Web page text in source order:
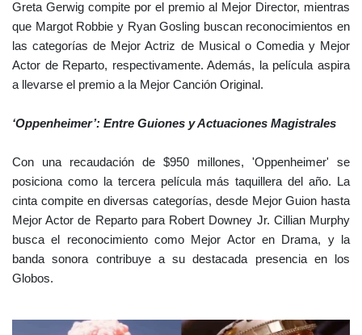
Greta Gerwig compite por el premio al Mejor Director, mientras
que Margot Robbie y Ryan Gosling buscan reconocimientos en
las categorías de Mejor Actriz de Musical o Comedia y Mejor
Actor de Reparto, respectivamente. Además, la película aspira
a llevarse el premio a la Mejor Canción Original.
‘Oppenheimer’: Entre Guiones y Actuaciones Magistrales
Con una recaudación de $950 millones, 'Oppenheimer' se
posiciona como la tercera película más taquillera del año. La
cinta compite en diversas categorías, desde Mejor Guion hasta
Mejor Actor de Reparto para Robert Downey Jr. Cillian Murphy
busca el reconocimiento como Mejor Actor en Drama, y la
banda sonora contribuye a su destacada presencia en los
Globos.